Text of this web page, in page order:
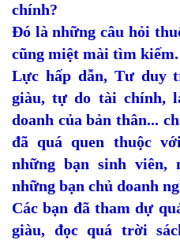
chính?
Đó là những câu hỏi
cũng miệt mài tìm kiếm.
Lực hấp dẫn, Tư duy
giàu, tự do tài chính,
doanh của bản thân...
đã quá quen thuộc
những bạn sinh viên,
những bạn chủ doanh
Các bạn đã tham dự
giàu, đọc quá trời